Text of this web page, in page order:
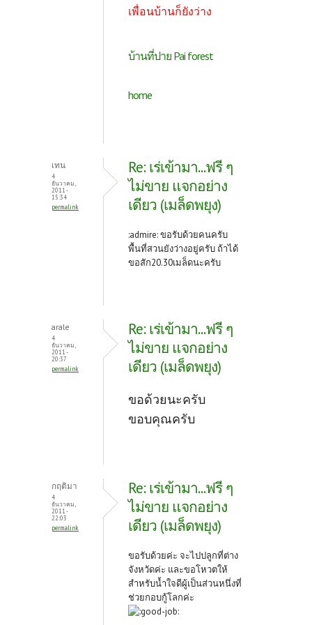
เพื่อนบ้านก็ยังว่าง
บ้านที่ปาย Pai forest
home
เทน
4
ธันวาคม,
2011 -
15:34
permalink
Re: เร่เข้ามา...ฟรี ๆ
ไม่ขาย แจกอย่าง
เดียว (เมล็ดพยุง)
:admire: ขอรับด้วยคนครับ
พื้นที่สวนยังว่างอยู่ครับ ถ้าได้
ขอสัก20.30เมล็ดนะครับ
arale
4
ธันวาคม,
2011 -
20:37
permalink
Re: เร่เข้ามา...ฟรี ๆ
ไม่ขาย แจกอย่าง
เดียว (เมล็ดพยุง)
ขอด้วยนะครับ
ขอบคุณครับ
กฤติมา
4
ธันวาคม,
2011 -
22:03
permalink
Re: เร่เข้ามา...ฟรี ๆ
ไม่ขาย แจกอย่าง
เดียว (เมล็ดพยุง)
ขอรับด้วยค่ะ จะไปปลูกที่ต่าง
จังหวัดค่ะ และขอโหวตให้
สำหรับน้ำใจดีผู้เป็นส่วนหนึ่งที่
ช่วยกอบกู้โลกค่ะ